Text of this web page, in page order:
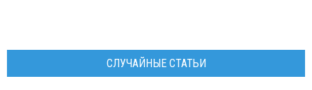
СЛУЧАЙНЫЕ СТАТЬИ